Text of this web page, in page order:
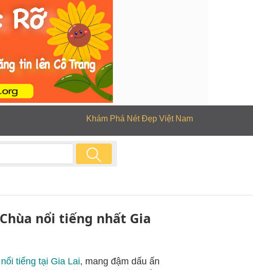
Khám Phá Nét Đẹp Việt Nam
nổi tiếng nhất Gia
tiếng tại Gia Lai, mang đậm dấu ấn